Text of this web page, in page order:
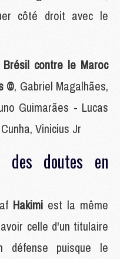
côté droit avec le
contre le Maroc
©, Gabriel Magalhães,
Guimarães - Lucas
Vinicius Jr
des doutes en
Hakimi est la même
celle d'un titulaire
défense puisque le